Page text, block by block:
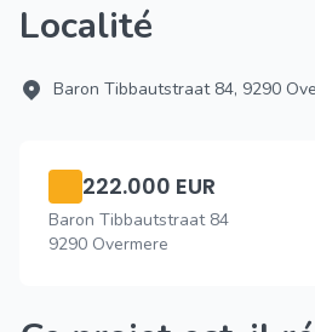
Localité
Baron Tibbautstraat 84, 9290
222.000 EUR
Baron Tibbautstraat 84
9290 Overmere